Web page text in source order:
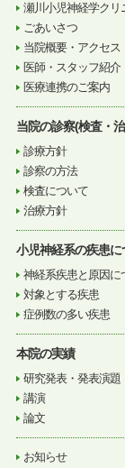
瀬川小児神経学クリ
ごあいさつ
当院概要・アクセス
医師・スタッフ紹介
医療連携のご案内
当院の診察(検査・
診療方針
診察の方法
検査について
治療方針
小児神経系の疾患に
神経系疾患と原因に
対象とする疾患
症例数の多い疾患
本院の実績
研究発表・発表演題
講演
論文
お知らせ